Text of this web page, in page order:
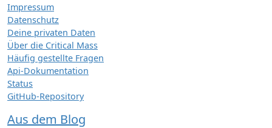
Impressum
Datenschutz
Deine privaten Daten
Über die Critical Mass
Häufig gestellte Fragen
Api-Dokumentation
Status
GitHub-Repository
Aus dem Blog